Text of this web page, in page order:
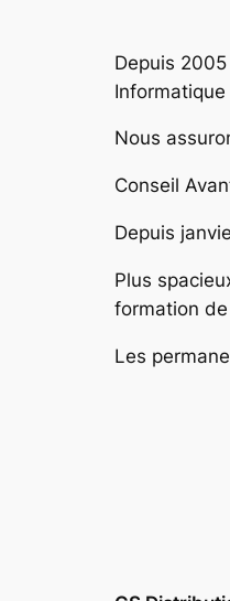
Depuis
Nous
Conseil
Depuis
Plus
formation
Les